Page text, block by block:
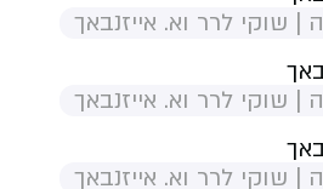
| שוקי לרר וא. אייזנבאך
| שוקי לרר וא. אייזנבאך
| שוקי לרר וא. אייזנבאך